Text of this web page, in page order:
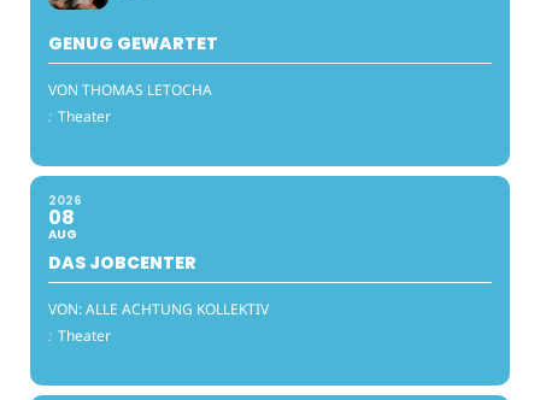
GENUG GEWARTET
VON THOMAS LETOCHA
: Theater
2026
08
AUG
DAS JOBCENTER
VON: ALLE ACHTUNG KOLLEKTIV
: Theater